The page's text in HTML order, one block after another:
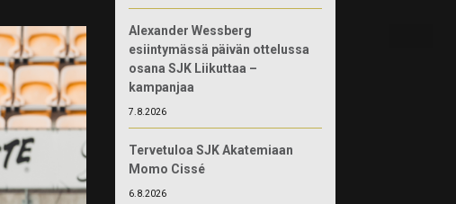
Alexander Wessberg
esiintymässä päivän ottelussa
osana SJK Liikuttaa –
kampanjaa
7.8.2026
Tervetuloa SJK Akatemiaan
Momo Cissé
6.8.2026